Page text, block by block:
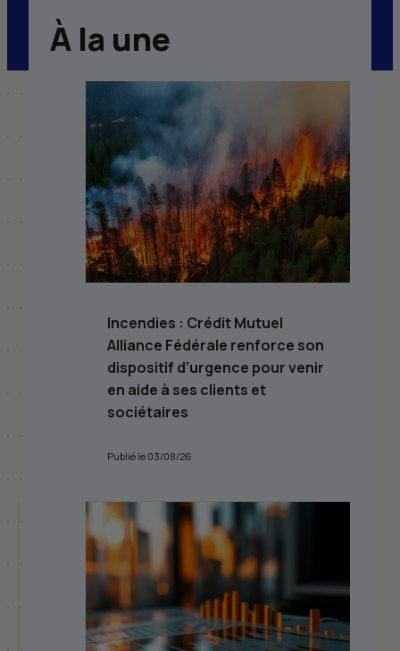
À la une
Incendies : Crédit Mutuel
Alliance Fédérale renforce son
dispositif d’urgence pour venir
en aide à ses clients et
sociétaires
Publié le 03/08/26